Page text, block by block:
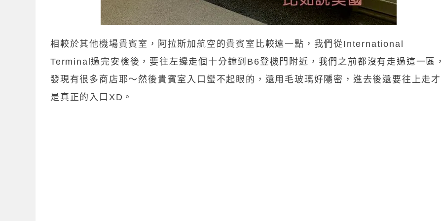
相較於其他機場貴賓室，阿拉斯加航空的貴賓室比較遠一點，我們從International
Terminal過完安檢後，要往左邊走個十分鐘到B6登機門附近，我們之前都沒有走過這一區
發現有很多商店耶～然後貴賓室入口蠻不起眼的，還用毛玻璃好隱密，進去後還要往上走才
是真正的入口XD。